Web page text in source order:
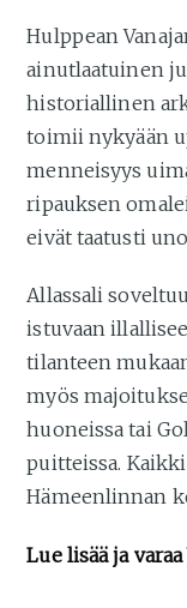
Hulppean
ainutlaatuinen
historiallinen
toimii nykyään
menneisyys
ripauksen
eivät taatusti
Allassali
istuvaan
tilanteen
myös
huoneissa tai
puitteissa.
Hämeenlinnan
Lue lisää ja varaa